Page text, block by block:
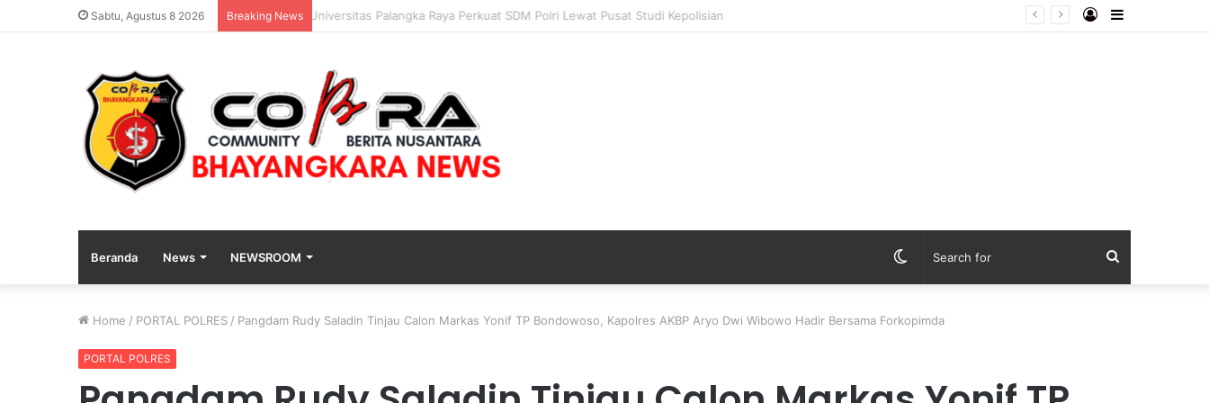
Sabtu, Agustus 8 2026 Breaking News Polda Jatim Gelar Nobar Final Piala Presiden 2026, Ribuan Bonek Mania Dukung Persebaya dari Lapangan Mapolda Sidebar
Log
Beranda News NEWSROOM Search
Switch
Home / PORTAL POLRES / Pangdam Rudy Saladin Tinjau Calon Markas Yonif TP Bondowoso, Kapolres AKBP Aryo Dwi Wibowo Hadir Bersama Forkopimda
PORTAL POLRES